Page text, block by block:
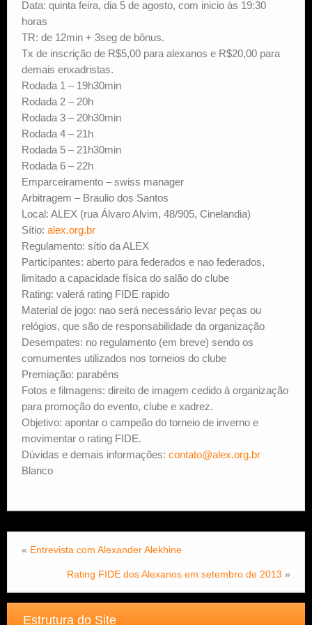
Data: quinta feira, dia 5 de agosto, com inicio às 19:30
horas
TR: de 12min + 3seg de bônus.
Tx de inscrição de R$5,00 para alexanos e R$20,00 para
demais enxadristas.
Rodada 1 – 19h30min
Rodada 2 – 20h
Rodada 3 – 20h30min
Rodada 4 – 21h
Rodada 5 – 21h30min
Rodada 6 – 22h
Emparceiramento – swiss manager
Arbitragem – Braulio dos Santos
Local: ALEX (rua Álvaro Alvim, 48/905, Cinelandia)
Sítio: alex.org.br
Regulamento: sítio da ALEX
Participantes: aberto para federados e nao federados,
limitado a capacidade física do salão do clube
Rating: valerá rating FIDE rapido
Material de jogo: nao será necessário levar peças ou
relógios, que são de responsabilidade da organização
Desempates: no regulamento (em breve) sendo os
comumentes utilizados nos torneios do clube
Premiação: parabéns
Fotos e filmagens: direito de imagem cedido à organização
para promoção do evento, clube e xadrez.
Objetivo: apontar o campeão do torneio de inverno e
movimentar o rating FIDE.
Dúvidas e demais informações: contato@alex.org.br
Blanco
« Entrevista com Alexander Alekhine
Rating FIDE dos Alexanos em setembro de 2013 »
Estrutura do Site